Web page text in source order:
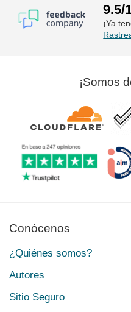
9.5/
¡Ya
¡Somos
Conócenos
¿Quiénes somos?
Autores
Sitio Seguro